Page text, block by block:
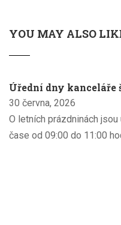
YOU MAY ALSO
Úřední dny
30 června, 2026
O letních prázdninách
čase od 09:00 do 11:00